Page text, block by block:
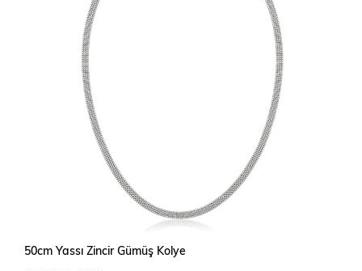
50cm Yassı Zincir Gümüş Kolye